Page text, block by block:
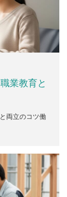
業教育と
両立のコツ働